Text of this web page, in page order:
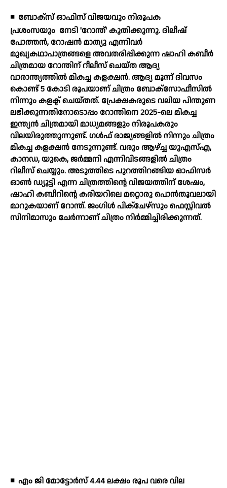
◾ ബോക്സ് ഓഫിസ് വിജയവും നിരൂപക
പ്രശംസയും നേടി 'റോന്ത്' കുതിക്കുന്നു. ദിലീഷ്
പോത്തന്‍, റോഷന്‍ മാത്യു എന്നിവര്‍
മുഖ്യകഥാപാത്രങ്ങളെ അവതരിപ്പിക്കുന്ന ഷാഹി കബീര്‍
ചിത്രമായ റോന്തിന് റീലീസ് ചെയ്ത ആദ്യ
വാരാന്ത്യത്തില്‍ മികച്ച കളക്ഷന്‍. ആദ്യ മൂന്ന് ദിവസം
കൊണ്ട് 5 കോടി രൂപയാണ് ചിത്രം ബോക്സോഫീസില്‍
നിന്നും കളക്ട് ചെയ്തത്. പ്രേക്ഷകരുടെ വലിയ പിന്തുണ
ലഭിക്കുന്നതിനോടൊപ്പം റോന്തിനെ 2025-ലെ മികച്ച
ഇന്ത്യന്‍ ചിത്രമായി മാധ്യമങ്ങളും നിരൂപകരും
വിലയിരുത്തുന്നുണ്ട്. ഗള്‍ഫ് രാജ്യങ്ങളില്‍ നിന്നും ചിത്രം
മികച്ച കളക്ഷന്‍ നേടുന്നുണ്ട്. വരും ആഴ്ച്ച യുഎസ്എ,
കാനഡ, യുകെ, ജര്‍മ്മനി എന്നിവിടങ്ങളില്‍ ചിത്രം
റിലീസ് ചെയ്യും. അടുത്തിടെ പുറത്തിറങ്ങിയ ഓഫിസര്‍
ഓണ്‍ ഡ്യൂട്ടി എന്ന ചിത്രത്തിന്റെ വിജയത്തിന് ശേഷം,
ഷാഹി കബീറിന്റെ കരിയറിലെ മറ്റൊരു പൊന്‍തൂവലായി
മാറുകയാണ് റോന്ത്. ജംഗിള്‍ പിക്ചേഴ്സും ഫെസ്റ്റിവല്‍
സിനിമാസും ചേര്‍ന്നാണ് ചിത്രം നിര്‍മ്മിച്ചിരിക്കുന്നത്.
◾ എം ജി മോട്ടോര്‍സ് 4.44 ലക്ഷം രൂപ വരെ വില